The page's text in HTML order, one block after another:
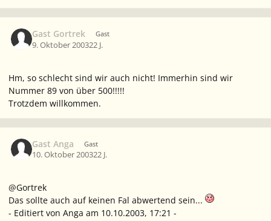
Gast Gortrek Gast
9. Oktober 200322 J.
Hm, so schlecht sind wir auch nicht! Immerhin sind wir
Nummer 89 von über 500!!!!!
Trotzdem willkommen.
Gast Anga Gast
10. Oktober 200322 J.
@Gortrek
Das sollte auch auf keinen Fal abwertend sein...
- Editiert von Anga am 10.10.2003, 17:21 -